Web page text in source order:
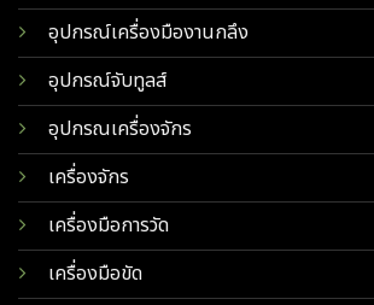
อุปกรณ์เครื่องมืองานกลึง
อุปกรณ์จับทูลส์
อุปกรณเครื่องจักร
เครื่องจักร
เครื่องมือการวัด
เครื่องมือขัด